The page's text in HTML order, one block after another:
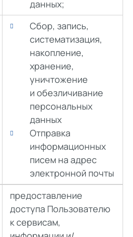
данных;
Сбор, запись,
систематизация,
накопление,
хранение,
уничтожение
и обезличивание
персональных
данных
Отправка
информационных
писем на адрес
электронной почты
предоставление
доступа Пользователю
к сервисам,